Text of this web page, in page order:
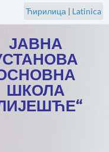
Ћирилица | Latinica
ЈАВНА
ШКОЛА